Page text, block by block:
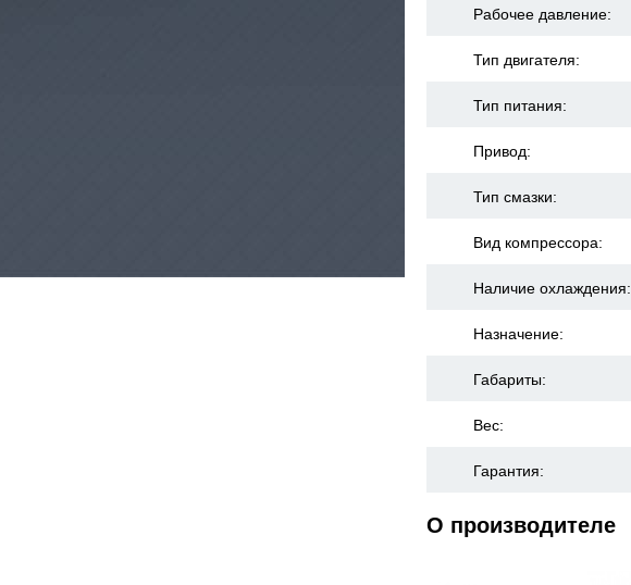
Рабочее давление:
Тип двигателя:
Тип питания:
Привод:
Тип смазки:
Вид компрессора:
Наличие охлаждения:
Назначение:
Габариты:
Вес:
Гарантия:
О производителе